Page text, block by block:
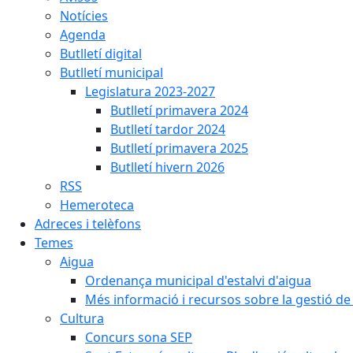
Notícies
Agenda
Butlletí digital
Butlletí municipal
Legislatura 2023-2027
Butlletí primavera 2024
Butlletí tardor 2024
Butlletí primavera 2025
Butlletí hivern 2026
RSS
Hemeroteca
Adreces i telèfons
Temes
Aigua
Ordenança municipal d'estalvi d'aigua
Més informació i recursos sobre la gestió
Cultura
Concurs sona SEP